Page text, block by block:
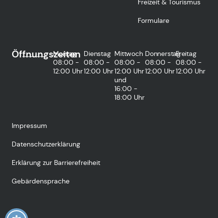
Formulare
Öffnungszeiten
Montag
08:00 -
12:00 Uhr
Dienstag
08:00 -
12:00 Uhr
Mittwoch
08:00 -
12:00 Uhr
und
16:00 -
18:00 Uhr
Donnerstag
08:00 -
12:00 Uhr
Freitag
08:00 -
12:00 Uhr
Impressum
Datenschutzerklärung
Erklärung zur Barrierefreiheit
Gebärdensprache